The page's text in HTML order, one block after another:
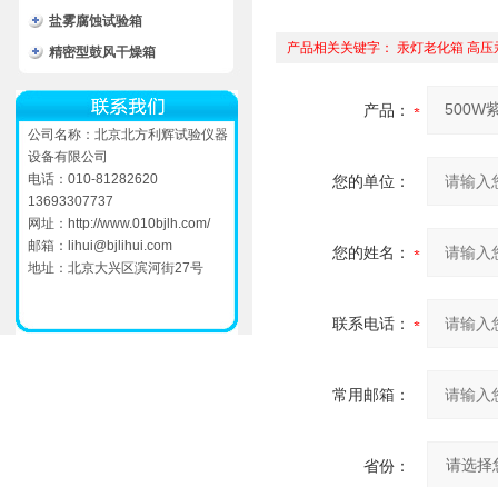
盐雾腐蚀试验箱
精密型鼓风干燥箱
公司名称：北京北方利辉试验仪器
设备有限公司
电话：010-81282620
13693307737
网址： http://www.010bjlh.com/
邮箱： lihui@bjlihui.com
地址：北京大兴区滨河街27号
产品相关关键字： 汞灯老化箱 高压
产品：
您的单位：
您的姓名：
联系电话：
常用邮箱：
省份：